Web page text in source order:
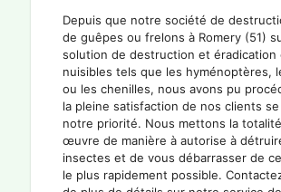
Depuis que notre société de
de guêpes ou frelons à Romery (51)
solution de destruction et éradication
nuisibles tels que les hyménoptères,
ou les chenilles, nous avons pu
la pleine satisfaction de nos clients
notre priorité. Nous mettons la
œuvre de manière à autorise à
insectes et de vous débarrasser de
le plus rapidement possible.